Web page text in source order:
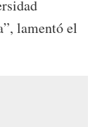
lamentó el